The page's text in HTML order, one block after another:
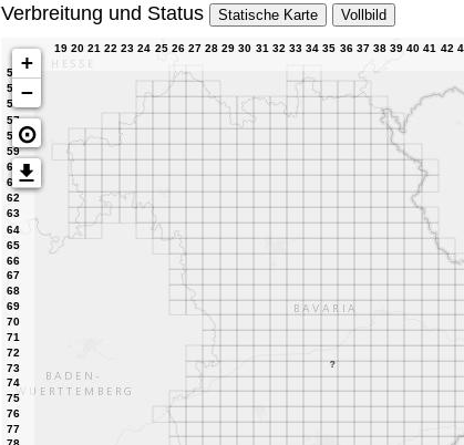
Verbreitung und Status Statische Karte Vollbild
+
−
⊙